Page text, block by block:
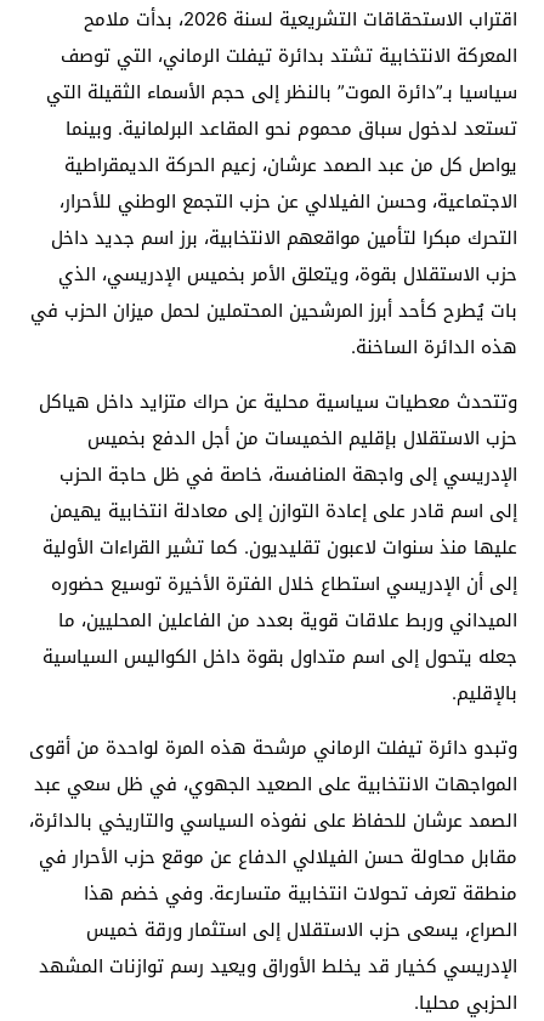
اقتراب الاستحقاقات التشريعية لسنة 2026، بدأت ملامح
المعركة الانتخابية تشتد بدائرة تيفلت الرماني، التي توصف
سياسيا بـ”دائرة الموت” بالنظر إلى حجم الأسماء الثقيلة التي
تستعد لدخول سباق محموم نحو المقاعد البرلمانية. وبينما
يواصل كل من عبد الصمد عرشان، زعيم الحركة الديمقراطية
الاجتماعية، وحسن الفيلالي عن حزب التجمع الوطني للأحرار،
التحرك مبكرا لتأمين مواقعهم الانتخابية، برز اسم جديد داخل
حزب الاستقلال بقوة، ويتعلق الأمر بخميس الإدريسي، الذي
بات يُطرح كأحد أبرز المرشحين المحتملين لحمل ميزان الحزب في
هذه الدائرة الساخنة.
وتتحدث معطيات سياسية محلية عن حراك متزايد داخل هياكل
حزب الاستقلال بإقليم الخميسات من أجل الدفع بخميس
الإدريسي إلى واجهة المنافسة، خاصة في ظل حاجة الحزب
إلى اسم قادر على إعادة التوازن إلى معادلة انتخابية يهيمن
عليها منذ سنوات لاعبون تقليديون. كما تشير القراءات الأولية
إلى أن الإدريسي استطاع خلال الفترة الأخيرة توسيع حضوره
الميداني وربط علاقات قوية بعدد من الفاعلين المحليين، ما
جعله يتحول إلى اسم متداول بقوة داخل الكواليس السياسية
بالإقليم.
وتبدو دائرة تيفلت الرماني مرشحة هذه المرة لواحدة من أقوى
المواجهات الانتخابية على الصعيد الجهوي، في ظل سعي عبد
الصمد عرشان للحفاظ على نفوذه السياسي والتاريخي بالدائرة،
مقابل محاولة حسن الفيلالي الدفاع عن موقع حزب الأحرار في
منطقة تعرف تحولات انتخابية متسارعة. وفي خضم هذا
الصراع، يسعى حزب الاستقلال إلى استثمار ورقة خميس
الإدريسي كخيار قد يخلط الأوراق ويعيد رسم توازنات المشهد
الحزبي محليا.